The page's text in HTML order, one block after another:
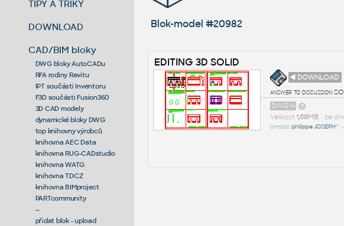
TIPY A TRIKY
DOWNLOAD
CAD/BIM bloky
DWG bloky AutoCADu
RFA rodiny Revitu
IPT součásti Inventoru
F3D součásti Fusion360
3D CAD modely
dynamické bloky DWG
top knihovny výrobců
knihovna AEC Data
knihovna RUG-CADstudio
knihovna WATG
knihovna TDCZ
knihovna BIMproject
PARTcommunity
--
přidat blok - upload
Blok-model #20982
EDITING 3D SOLID
◄ DOWNLOAD
answer to discussion
DWG14
Velikost 1,68MB• ze
Umístil:philippe JOSEPH^